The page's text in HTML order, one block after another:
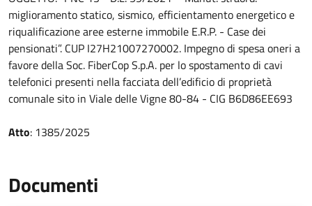
miglioramento statico, sismico, efficientamento energetico e
riqualificazione aree esterne immobile E.R.P. - Case dei
pensionati”. CUP I27H21007270002. Impegno di spesa oneri a
favore della Soc. FiberCop S.p.A. per lo spostamento di cavi
telefonici presenti nella facciata dell’edificio di proprietà
comunale sito in Viale delle Vigne 80-84 - CIG B6D86EE693
Atto: 1385/2025
Documenti